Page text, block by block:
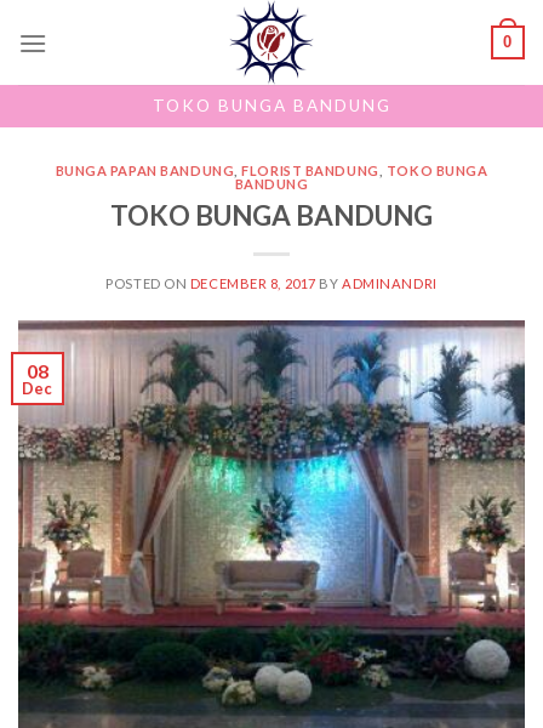
0
TOKO BUNGA BANDUNG
BUNGA PAPAN BANDUNG ,FLORIST BANDUNG
TOKO BUNGA
BANDUNG
TOKO BUNGA BANDUNG
POSTED ON DECEMBER 8, 2017 BY ADMINANDRI
08
Dec